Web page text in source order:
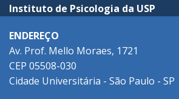
Instituto de Psicologia da USP
ENDEREÇO
Av. Prof. Mello Moraes, 1721
CEP 05508-030
Cidade Universitária - São Paulo - SP